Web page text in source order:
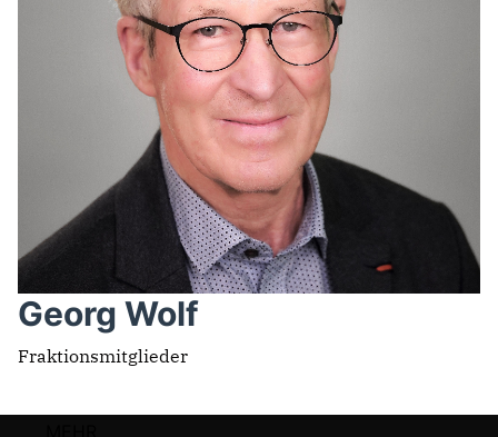
Georg Wolf
Fraktionsmitglieder